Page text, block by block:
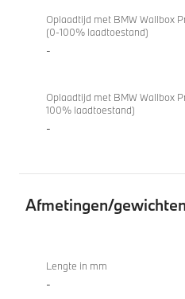
Oplaadtijd met BMW Wallbox
(0-100% laadtoestand)
-
Oplaadtijd met BMW Wallbox
100% laadtoestand)
-
Afmetingen/gewichten
xDrive
Coupé
Lengte in mm
-